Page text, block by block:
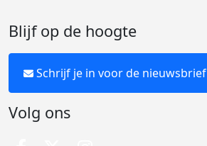
Blijf op de hoogte
Schrijf je in voor de nieuwsbrief
Volg ons